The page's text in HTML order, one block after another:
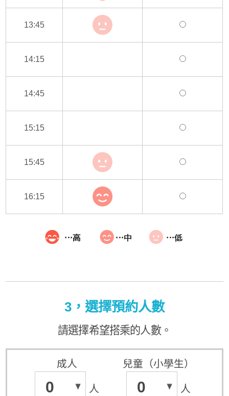
13:45
14:15
14:45
15:15
15:45
16:15
3，選擇預約人數
請選擇希望搭乘的人數。
成人
0 人
兒童（小學生）
0 人